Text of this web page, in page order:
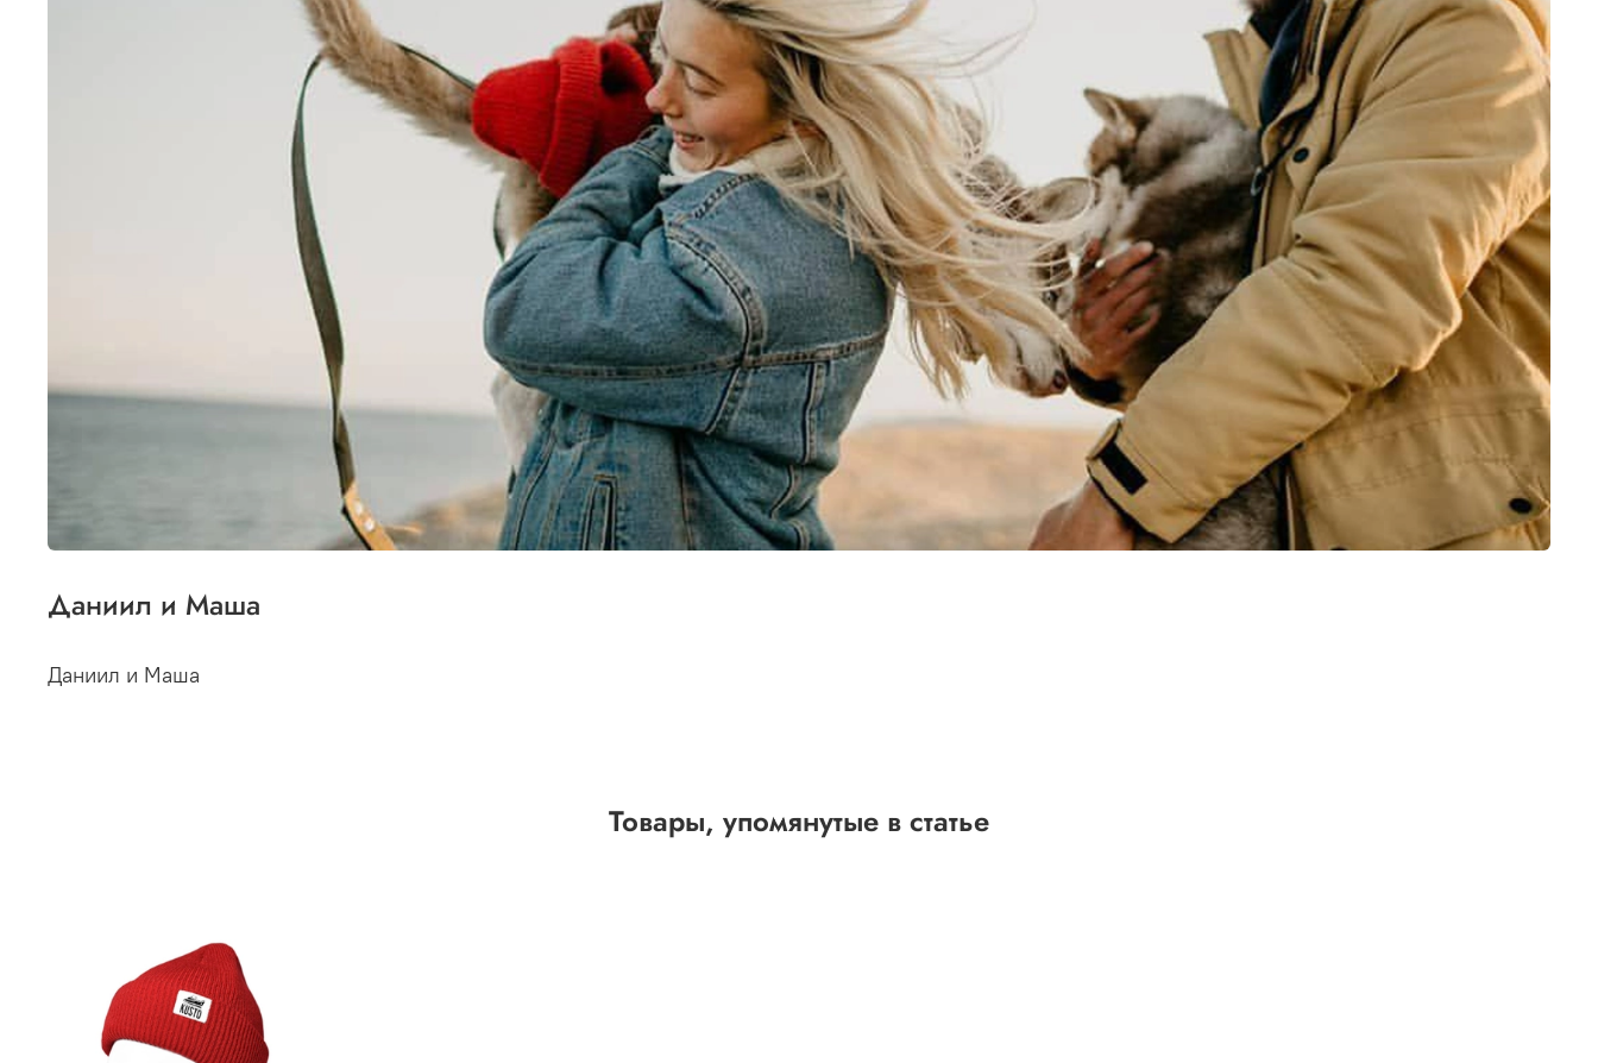
Даниил и Маша
Даниил и Маша
Товары, упомянутые в статье